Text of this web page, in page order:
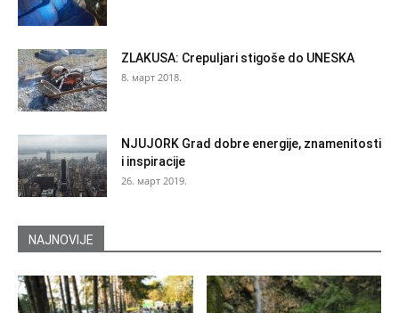
ZLAKUSA: Crepuljari stigoše do UNESKA
8. март 2018.
NJUJORK Grad dobre energije, znamenitosti
i inspiracije
26. март 2019.
NAJNOVIJE